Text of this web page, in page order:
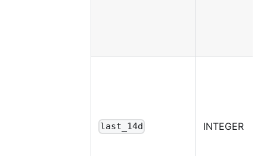
last_14d INTEGER